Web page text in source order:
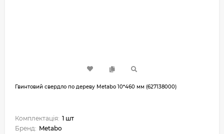
Гвинтовий свердло по дереву Metabo 10*460 мм (627138000)
Комплектація: 1 шт
Бренд: Metabo